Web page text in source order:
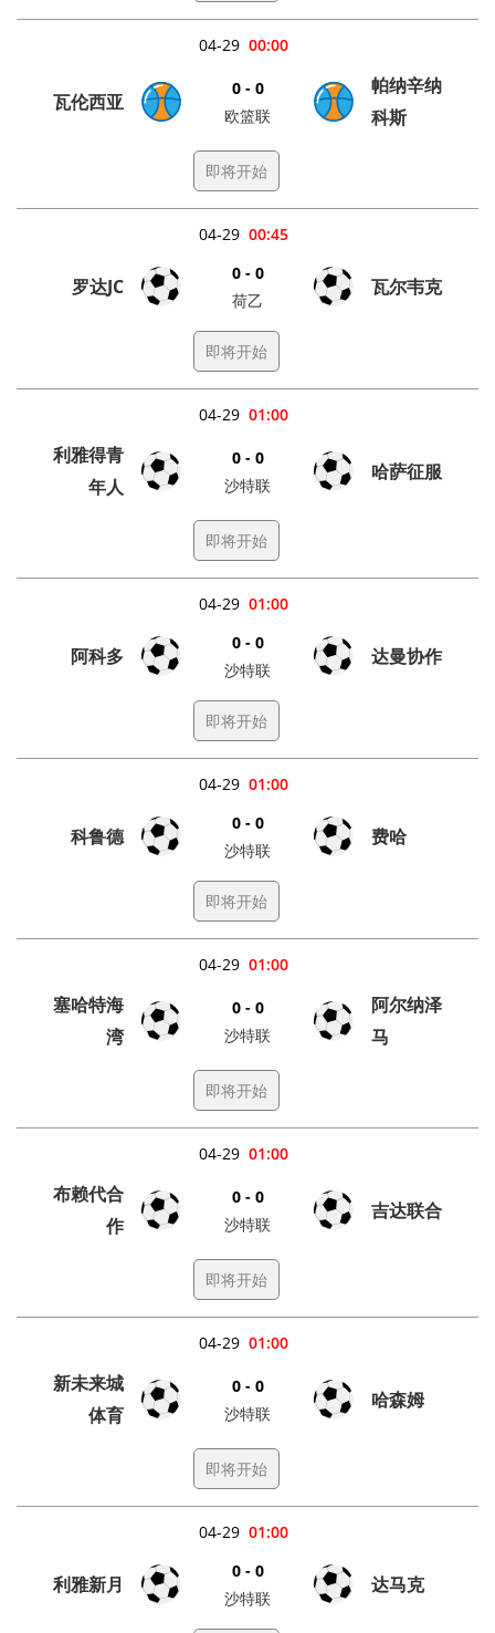
00:00
04-29
瓦伦西亚
0 - 0
欧篮联
帕纳辛纳
科斯
即将开始
00:45
04-29
罗达JC
0 - 0
荷乙
瓦尔韦克
即将开始
01:00
04-29
利雅得青
年人
0 - 0
沙特联
哈萨征服
即将开始
01:00
04-29
阿科多
0 - 0
沙特联
达曼协作
即将开始
01:00
04-29
科鲁德
0 - 0
沙特联
费哈
即将开始
01:00
04-29
塞哈特海
湾
0 - 0
沙特联
阿尔纳泽
马
即将开始
01:00
04-29
布赖代合
作
0 - 0
沙特联
吉达联合
即将开始
01:00
04-29
新未来城
体育
0 - 0
沙特联
哈森姆
即将开始
01:00
04-29
利雅新月
0 - 0
沙特联
达马克